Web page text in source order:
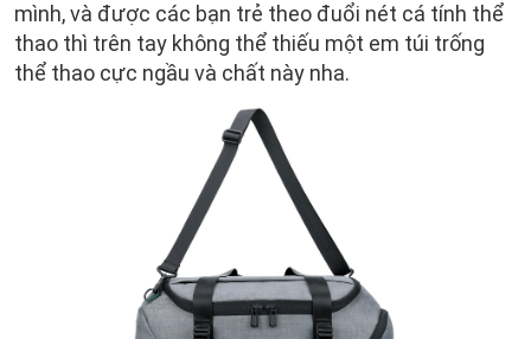
mình, và được các bạn trẻ theo đuổi nét cá tính thể
thao thì trên tay không thể thiếu một em túi trống
thể thao cực ngầu và chất này nha.